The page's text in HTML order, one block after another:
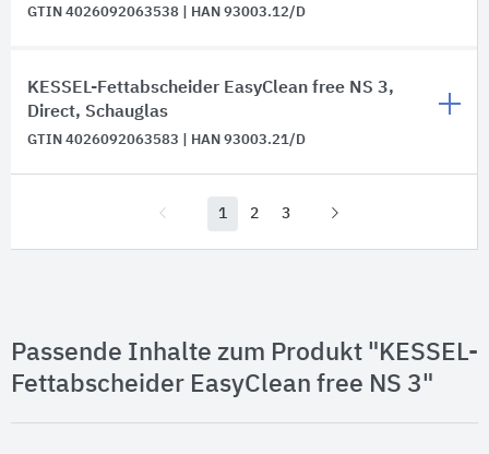
GTIN 4026092063538 | HAN 93003.12/D
KESSEL-Fettabscheider EasyClean free NS 3,
Direct, Schauglas
GTIN 4026092063583 | HAN 93003.21/D
1 2 3
Passende Inhalte zum Produkt "KESSEL-
Fettabscheider EasyClean free NS 3"